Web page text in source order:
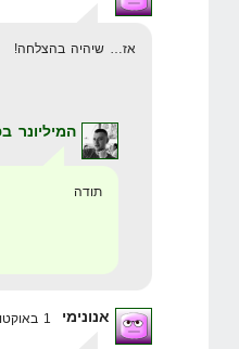
אז… שיהיה בהצלחה!
המיליונר
תודה
אנונימי